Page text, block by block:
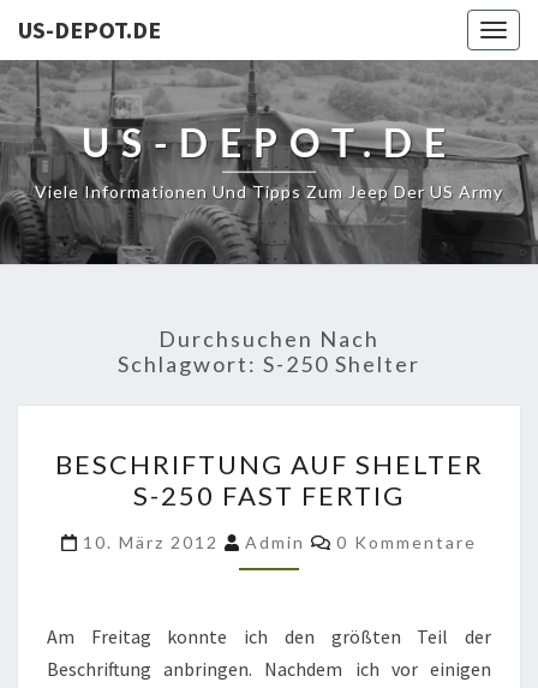
US-DEPOT.DE
US-DEPOT.DE
Viele Informationen Und Tipps Zum Jeep Der US Army
Durchsuchen Nach
Schlagwort: S-250 Shelter
AUF
SHELTER
S-
250
FERTIG
BESCHRIFTUNG AUF SHELTER
S-250 FAST FERTIG
10. März 2012 Admin Kommentare
0 Kommentare
Am Freitag konnte ich den größten Teil der
Beschriftung anbringen. Nachdem ich vor einigen